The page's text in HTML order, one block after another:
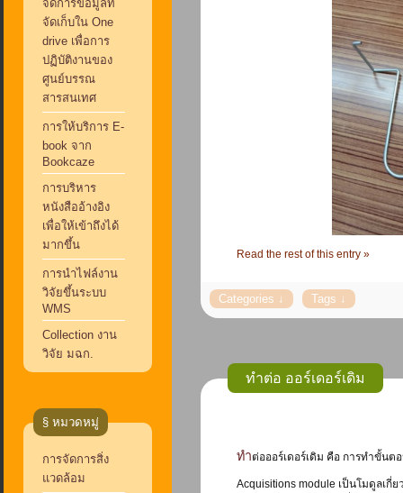
จัดการข้อมูลที่
จัดเก็บใน One
drive เพื่อการ
ปฏิบัติงานของ
ศูนย์บรรณ
สารสนเทศ
การให้บริการ E-
book จาก
Bookcaze
การบริหาร
หนังสืออ้างอิง
เพื่อให้เข้าถึงได้
มากขึ้น
การนำไฟล์งาน
วิจัยขึ้นระบบ
WMS
Collection งาน
วิจัย มฉก.
§ หมวดหมู่
การจัดการสิ่ง
แวดล้อม
Read the rest of this entry »
ทำต่อ ออร์เดอร์เดิม
ทำต่อออร์เดอร์เดิม คือ การทำขั้
Acquisitions module เป็นโมดูลเ